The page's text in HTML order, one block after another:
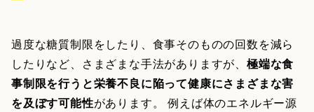
過度な糖質制限をしたり、食事そのものの回数を減ら
したりなど、さまざまな手法がありますが、極端な食
事制限を行うと栄養不良に陥って健康にさまざまな害
を及ぼす可能性があります。 例えば体のエネルギー源